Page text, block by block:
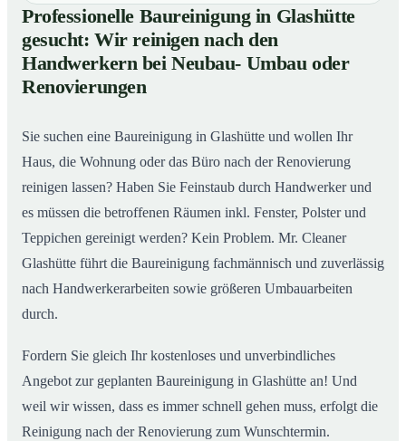
01 Professionelle Baureinigung in Glashütte gesucht: Wir
reinigen nach den Handwerkern bei Neubau- Umbau
oder Renovierungen
02Baureinigung in Glashütte – Profis im Einsatz
Professionelle Baureinigung in Glashütte
gesucht: Wir reinigen nach den
Handwerkern bei Neubau- Umbau oder
Renovierungen
Sie suchen eine Baureinigung in Glashütte und wollen Ihr
Haus, die Wohnung oder das Büro nach der Renovierung
reinigen lassen? Haben Sie Feinstaub durch Handwerker und
es müssen die betroffenen Räumen inkl. Fenster, Polster und
Teppichen gereinigt werden? Kein Problem. Mr. Cleaner
Glashütte führt die Baureinigung fachmännisch und zuverlässig
nach Handwerkerarbeiten sowie größeren Umbauarbeiten
durch.
Fordern Sie gleich Ihr kostenloses und unverbindliches
Angebot zur geplanten Baureinigung in Glashütte an! Und
weil wir wissen, dass es immer schnell gehen muss, erfolgt die
Reinigung nach der Renovierung zum Wunschtermin.